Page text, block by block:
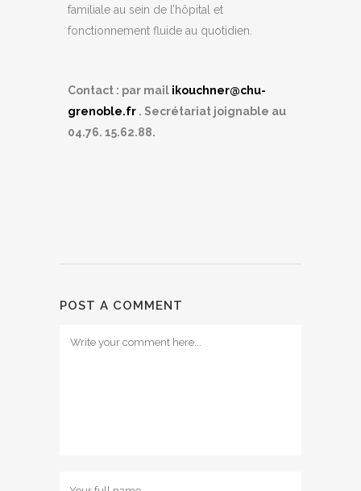
familiale au sein de l’hôpital et
fonctionnement fluide au quotidien.
Contact : par mail ikouchner@chu-
grenoble.fr . Secrétariat joignable au
04.76. 15.62.88.
POST A COMMENT